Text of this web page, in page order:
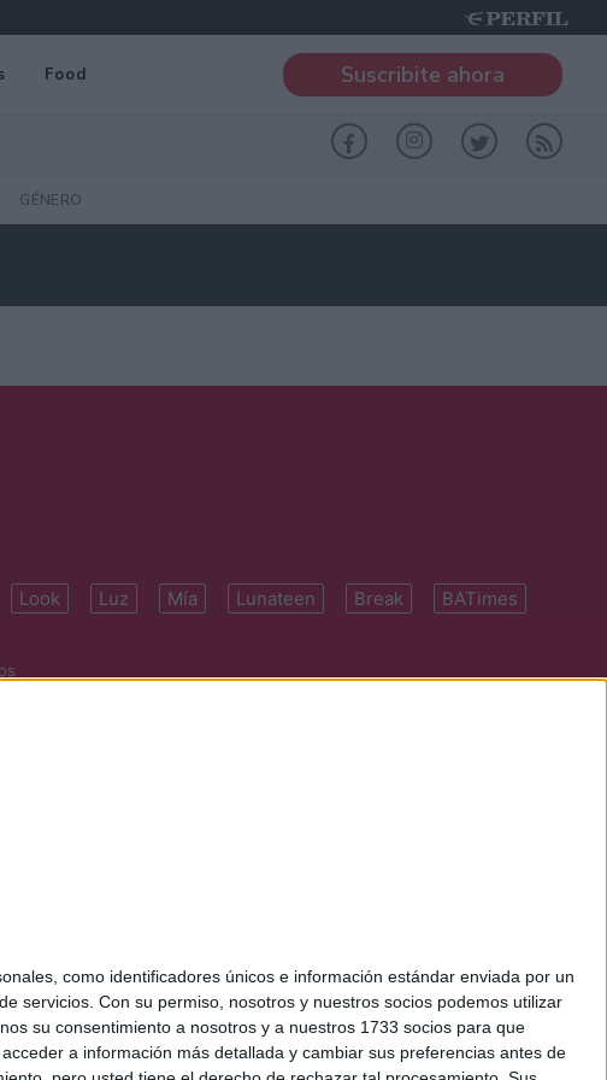
como identificadores únicos e información estándar enviada por un
servicios. Con su permiso, nosotros y nuestros socios podemos utilizar
su consentimiento a nosotros y a nuestros 1733 socios para que
a información más detallada y cambiar sus preferencias antes de
Food Suscribite ahora
GÉNERO
Look Luz Mía Lunateen Break BATimes